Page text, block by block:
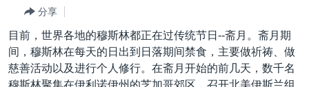
容
跳
到
港澳
国际
最新国际新闻
分类新闻
分享
目前，世界各地的穆斯林都正在过传统节日--斋月。斋月期
间，穆斯林在每天的日出到日落期间禁食，主要做祈祷、做
慈善活动以及进行个人修行。在斋月开始的前几天，数千名
穆斯林聚集在伊利诺伊州的芝加哥郊区，召开北美伊斯兰组